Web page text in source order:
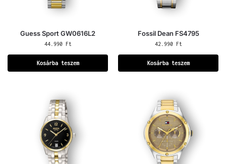
Guess Sport GW0616L2
44.990 Ft
Kosárba teszem
Fossil Dean FS4795
42.990 Ft
Kosárba teszem